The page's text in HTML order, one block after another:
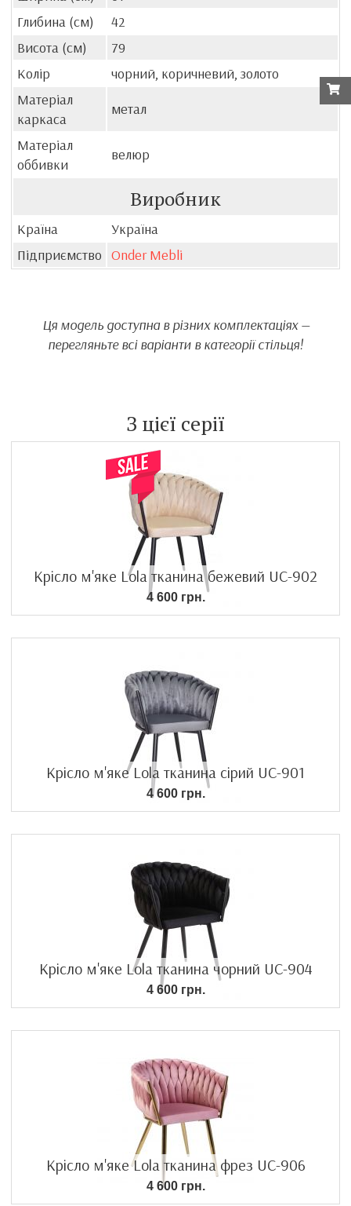
Глибина (см)
42
Висота (см)
79
Колір
чорний, коричневий, золото
Матеріал
каркаса
метал
Матеріал
оббивки
велюр
Виробник
Країна
Україна
Підприємство Onder Mebli
Ця модель доступна в різних комплектаціях —
перегляньте всі варіанти в категорії стільця!
З цієї серії
Крісло м'яке Lola тканина бежевий UC-902
4 600 грн.
Крісло м'яке Lola тканина сірий UC-901
4 600 грн.
Крісло м'яке Lola тканина чорний UC-904
4 600 грн.
Крісло м'яке Lola тканина фрез UC-906
4 600 грн.